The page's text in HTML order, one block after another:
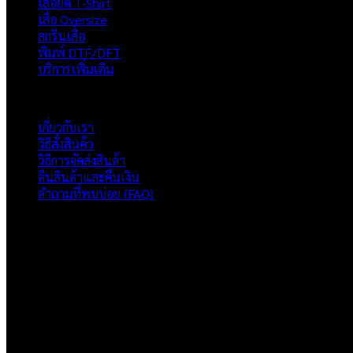
฿370.00.฿350.00.
เสื้อ Oversize
สกรีนเสื้อ
พิมพ์ DTF/DFT
บริการเพิ่มเติม
เกี่ยวกับเรา
วิธีสั่งสินค้า
วิธีการจัดส่งสินค้า
คืนสินค้าและคืนเงิน
คำถามที่พบบ่อย (FAQ)